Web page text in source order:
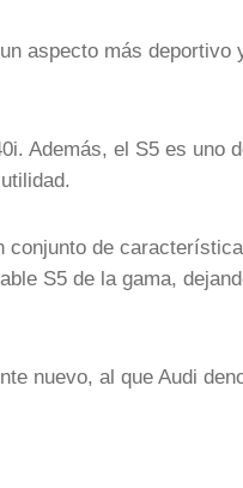
aspecto más
Además, el S5 es uno
de
S5 de la gama,
nuevo, al que Audi